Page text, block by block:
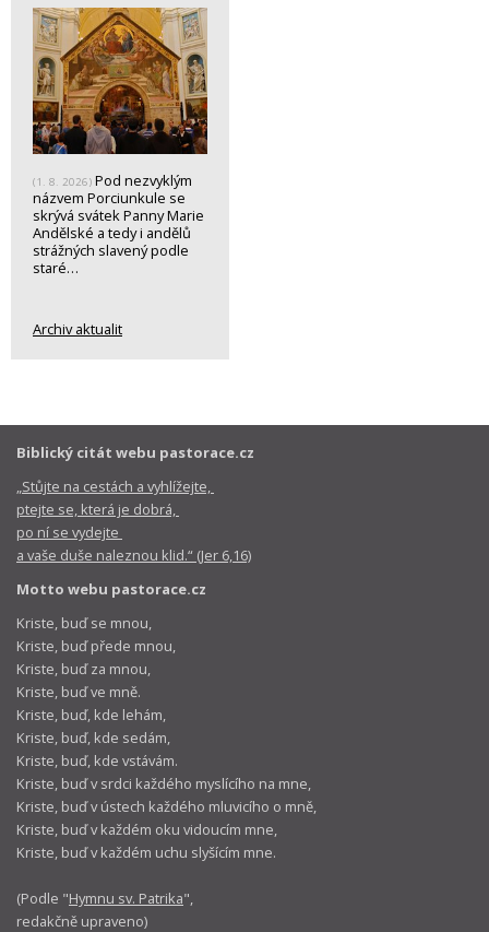
(1. 8. 2026) Pod nezvyklým
názvem Porciunkule se
skrývá svátek Panny Marie
Andělské a tedy i andělů
strážných slavený podle
staré…
Archiv aktualit
Biblický citát webu pastorace.cz
„Stůjte na cestách a vyhlížejte,
ptejte se, která je dobrá,
po ní se vydejte
a vaše duše naleznou klid.“ (Jer 6,16)
Motto webu pastorace.cz
Kriste, buď se mnou,
Kriste, buď přede mnou,
Kriste, buď za mnou,
Kriste, buď ve mně.
Kriste, buď, kde lehám,
Kriste, buď, kde sedám,
Kriste, buď, kde vstávám.
Kriste, buď v srdci každého myslícího na mne,
Kriste, buď v ústech každého mluvicího o mně,
Kriste, buď v každém oku vidoucím mne,
Kriste, buď v každém uchu slyšícím mne.
(Podle "Hymnu sv. Patrika",
redakčně upraveno)